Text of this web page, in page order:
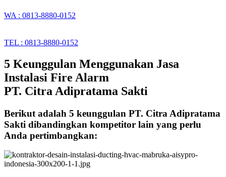
WA : 0813-8880-0152
TEL : 0813-8880-0152
5 Keunggulan Menggunakan Jasa
Instalasi Fire Alarm
PT. Citra Adipratama Sakti
Berikut adalah 5 keunggulan PT. Citra Adipratama
Sakti dibandingkan kompetitor lain yang perlu
Anda pertimbangkan: